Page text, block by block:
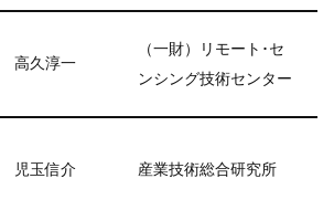
高久淳一
（一財）リモート･セ
ンシング技術センター
児玉信介 産業技術総合研究所